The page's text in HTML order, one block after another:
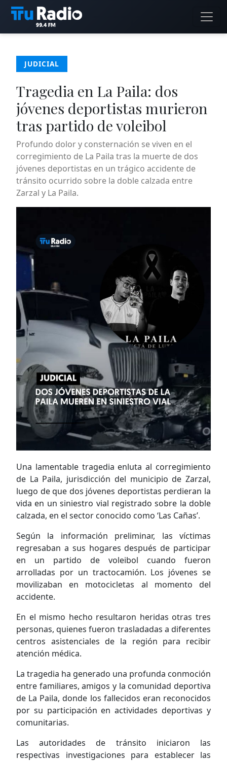
JUDICIAL
Tragedia en La Paila: dos
jóvenes deportistas murieron
tras partido de voleibol
Profundo dolor y consternación se viven en el
corregimiento de La Paila tras la muerte de dos
jóvenes deportistas en un trágico accidente de
tránsito ocurrido sobre la doble calzada entre
Zarzal y La Paila.
Una lamentable tragedia enluta al corregimiento
de La Paila, jurisdicción del municipio de Zarzal,
luego de que dos jóvenes deportistas perdieran la
vida en un siniestro vial registrado sobre la doble
calzada, en el sector conocido como ‘Las Cañas’.
Según la información preliminar, las víctimas
regresaban a sus hogares después de participar
en un partido de voleibol cuando fueron
arrolladas por un tractocamión. Los jóvenes se
movilizaban en motocicletas al momento del
accidente.
En el mismo hecho resultaron heridas otras tres
personas, quienes fueron trasladadas a diferentes
centros asistenciales de la región para recibir
atención médica.
La tragedia ha generado una profunda conmoción
entre familiares, amigos y la comunidad deportiva
de La Paila, donde los fallecidos eran reconocidos
por su participación en actividades deportivas y
comunitarias.
Las autoridades de tránsito iniciaron las
respectivas investigaciones para establecer las